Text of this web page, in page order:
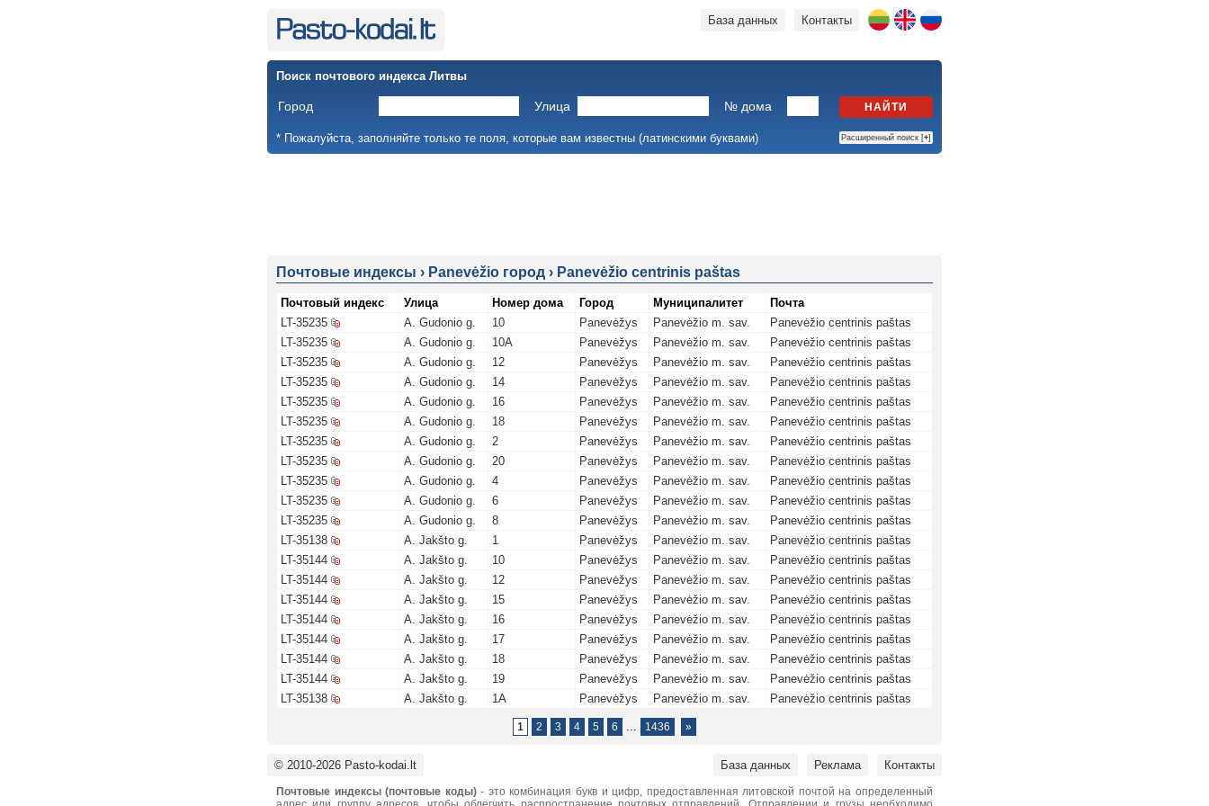
Контакты
База данных
Поиск почтового индекса Литвы
Город Улица № дома НАЙТИ
* Пожалуйста, заполняйте только те поля, которые вам известны (латинскими буквами) Расширенный поиск [+]
Почтовые индексы › Panevėžio город › Panevėžio centrinis paštas
Почтовый индекс Улица Номер дома Город Муниципалитет
Почта
LT-35235
A. Gudonio g. 10 Panevėžys Panevėžio m. sav.
Panevėžio centrinis paštas
LT-35235
A. Gudonio g. 10A Panevėžys Panevėžio m. sav.
Panevėžio centrinis paštas
LT-35235
A. Gudonio g. 12 Panevėžys Panevėžio m. sav.
Panevėžio centrinis paštas
LT-35235
A. Gudonio g. 14 Panevėžys Panevėžio m. sav.
Panevėžio centrinis paštas
LT-35235
A. Gudonio g. 16 Panevėžys Panevėžio m. sav.
Panevėžio centrinis paštas
LT-35235
A. Gudonio g. 18 Panevėžys Panevėžio m. sav.
Panevėžio centrinis paštas
LT-35235
A. Gudonio g. 2 Panevėžys Panevėžio m. sav.
Panevėžio centrinis paštas
LT-35235
A. Gudonio g. 20 Panevėžys Panevėžio m. sav.
Panevėžio centrinis paštas
LT-35235
A. Gudonio g. 4 Panevėžys Panevėžio m. sav.
Panevėžio centrinis paštas
LT-35235
A. Gudonio g. 6 Panevėžys Panevėžio m. sav.
Panevėžio centrinis paštas
LT-35235
A. Gudonio g. 8 Panevėžys Panevėžio m. sav.
Panevėžio centrinis paštas
LT-35138
A. Jakšto g. 1 Panevėžys Panevėžio m. sav.
Panevėžio centrinis paštas
LT-35144
A. Jakšto g. 10 Panevėžys Panevėžio m. sav.
Panevėžio centrinis paštas
LT-35144
A. Jakšto g. 12 Panevėžys Panevėžio m. sav.
Panevėžio centrinis paštas
LT-35144
A. Jakšto g. 15 Panevėžys Panevėžio m. sav.
Panevėžio centrinis paštas
LT-35144
A. Jakšto g. 16 Panevėžys Panevėžio m. sav.
Panevėžio centrinis paštas
LT-35144
A. Jakšto g. 17 Panevėžys Panevėžio m. sav.
Panevėžio centrinis paštas
LT-35144
A. Jakšto g. 18 Panevėžys Panevėžio m. sav.
Panevėžio centrinis paštas
LT-35144
A. Jakšto g. 19 Panevėžys Panevėžio m. sav.
Panevėžio centrinis paštas
LT-35138
A. Jakšto g. 1A Panevėžys Panevėžio m. sav. Panevėžio centrinis paštas
1 2 3 4 5 6 ... 1436 »
© 2010-2026 Pasto-kodai.lt База данных Реклама Контакты
Почтовые индексы (почтовые коды)- это комбинация букв и цифр, предоставленная литовской почтой на определенный